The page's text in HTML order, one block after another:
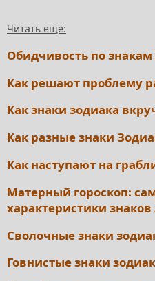
Читать ещё:
Обидчивость по знакам
Как решают проблему
Как знаки зодиака
Как разные знаки
Как наступают на
Матерный гороскоп:
характеристики знаков
Сволочные знаки
Говнистые знаки